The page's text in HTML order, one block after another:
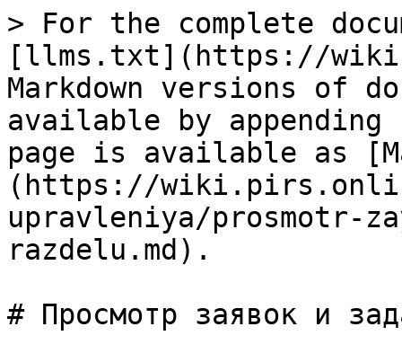
> For the complete
[llms.txt](https://
Markdown versions of
available by
page is available as
(https://
upravleniya/prosmotr-
razdelu.md).
# Просмотр заявок и